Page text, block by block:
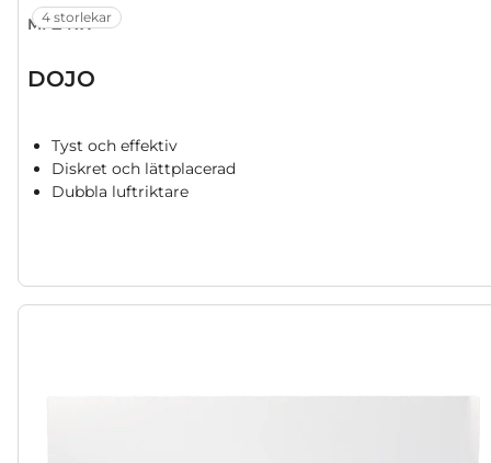
4 storlekar
MFZ-KW
DOJO
Tyst och effektiv
Diskret och lättplacerad
Dubbla luftriktare